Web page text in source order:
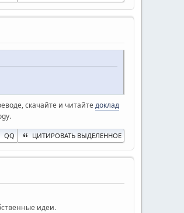
скачайте и читайте доклад
QQ ЦИТИРОВАТЬ ВЫДЕЛЕННОЕ
идеи.